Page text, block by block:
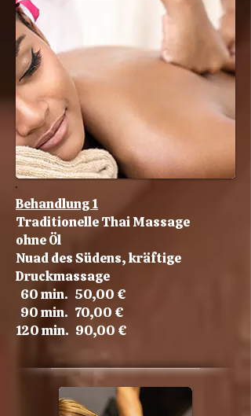
Behandlung 1
Traditionelle Thai Massage
ohne Öl
Nuad des Südens, kräftige
Druckmassage
​​ 60 min. 50,00 €
90 min. 70,00 €
120 min. 90,00 €